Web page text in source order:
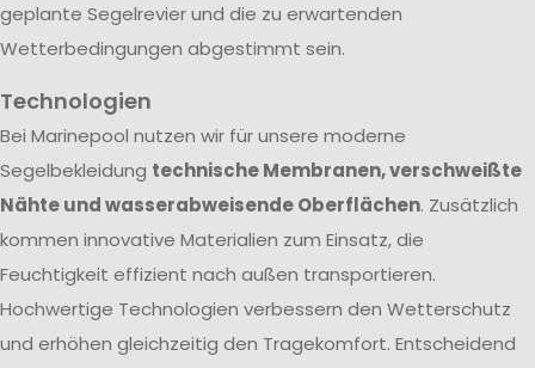
geplante Segelrevier und die zu erwartenden
Wetterbedingungen abgestimmt sein.
Technologien
Bei Marinepool nutzen wir für unsere moderne
Segelbekleidung technische Membranen, verschweißte
Nähte und wasserabweisende Oberflächen. Zusätzlich
kommen innovative Materialien zum Einsatz, die
Feuchtigkeit effizient nach außen transportieren.
Hochwertige Technologien verbessern den Wetterschutz
und erhöhen gleichzeitig den Tragekomfort. Entscheidend